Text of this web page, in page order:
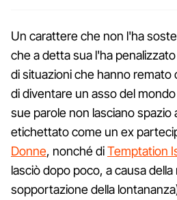
Un carattere che non l'ha
che a detta sua l'ha
di situazioni che hanno remato
di diventare un asso del
sue parole non lasciano spazio
etichettato come un ex
Donne, nonché diTemptation
lasciò dopo poco, a causa
sopportazione della